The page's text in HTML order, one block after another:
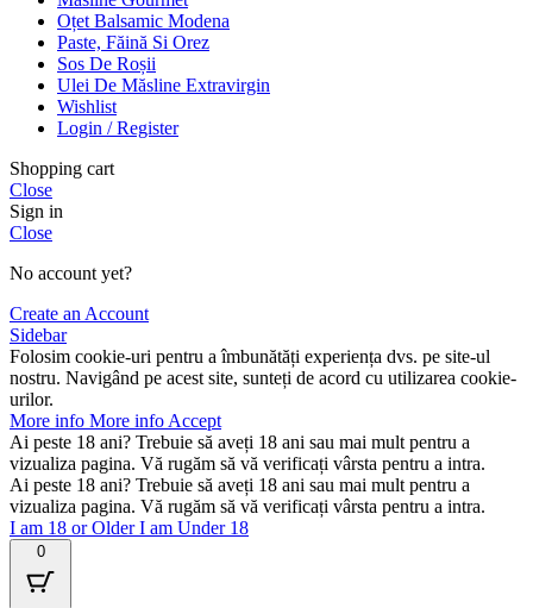
Oțet Balsamic Modena
Paste, Făină Si Orez
Sos De Roșii
Ulei De Măsline Extravirgin
Wishlist
Login / Register
Shopping cart
Close
Sign in
Close
No account yet?
Create an Account
Sidebar
Folosim cookie-uri pentru a îmbunătăți experiența dvs. pe site-ul
nostru. Navigând pe acest site, sunteți de acord cu utilizarea cookie-
urilor.
More info More info Accept
Ai peste 18 ani? Trebuie să aveți 18 ani sau mai mult pentru a
vizualiza pagina. Vă rugăm să vă verificați vârsta pentru a intra.
Ai peste 18 ani? Trebuie să aveți 18 ani sau mai mult pentru a
vizualiza pagina. Vă rugăm să vă verificați vârsta pentru a intra.
I am 18 or OlderI am Under 18
0